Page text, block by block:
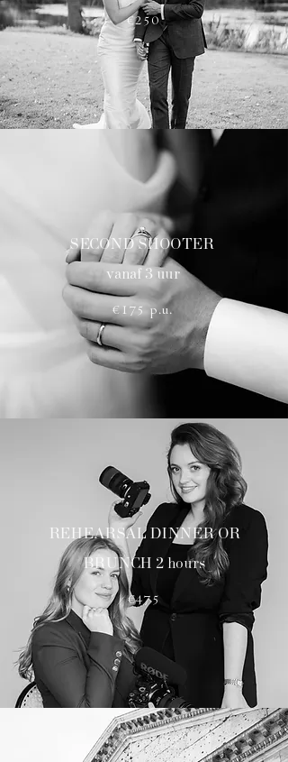
€250
SECOND SHOOTER
vanaf 3 uur
€175 p.u.
REHEARSAL DINNER OR
BRUNCH 2 hours
€475